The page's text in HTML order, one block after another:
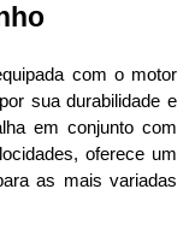
com o motor
sua durabilidade e
em conjunto com
oferece um
as mais variadas